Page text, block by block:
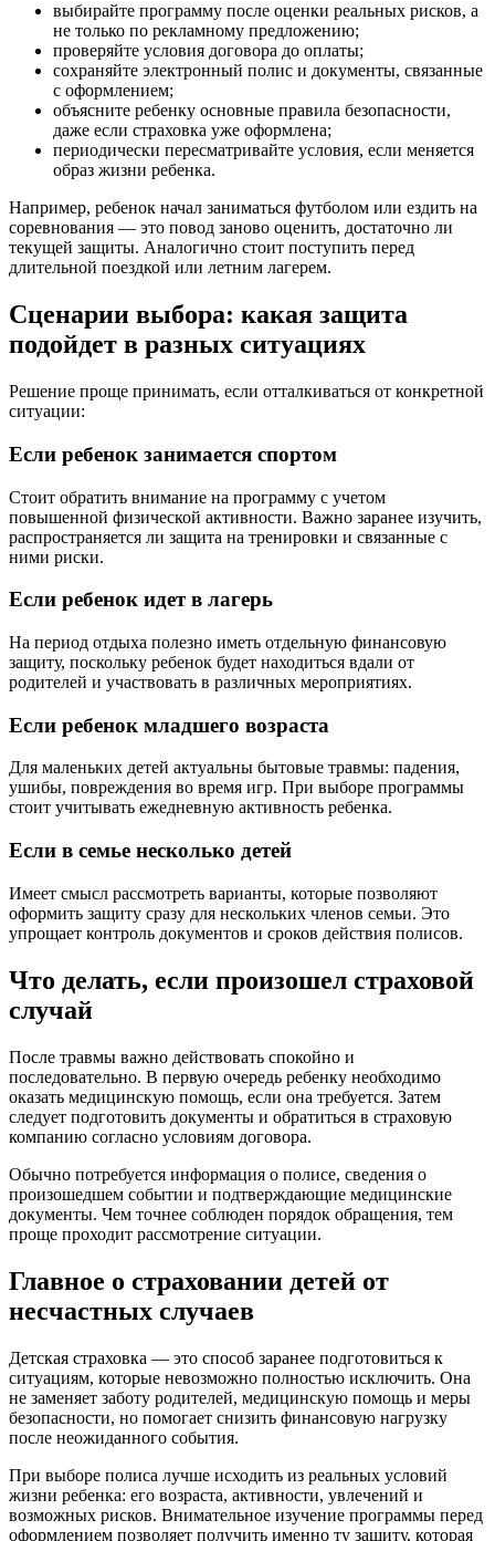
выбирайте программу после оценки реальных рисков, а
не только по рекламному предложению;
проверяйте условия договора до оплаты;
сохраняйте электронный полис и документы, связанные
с оформлением;
объясните ребенку основные правила безопасности,
даже если страховка уже оформлена;
периодически пересматривайте условия, если меняется
образ жизни ребенка.
Например, ребенок начал заниматься футболом или ездить на
соревнования — это повод заново оценить, достаточно ли
текущей защиты. Аналогично стоит поступить перед
длительной поездкой или летним лагерем.
Сценарии выбора: какая защита
подойдет в разных ситуациях
Решение проще принимать, если отталкиваться от конкретной
ситуации:
Если ребенок занимается спортом
Стоит обратить внимание на программу с учетом
повышенной физической активности. Важно заранее изучить,
распространяется ли защита на тренировки и связанные с
ними риски.
Если ребенок идет в лагерь
На период отдыха полезно иметь отдельную финансовую
защиту, поскольку ребенок будет находиться вдали от
родителей и участвовать в различных мероприятиях.
Если ребенок младшего возраста
Для маленьких детей актуальны бытовые травмы: падения,
ушибы, повреждения во время игр. При выборе программы
стоит учитывать ежедневную активность ребенка.
Если в семье несколько детей
Имеет смысл рассмотреть варианты, которые позволяют
оформить защиту сразу для нескольких членов семьи. Это
упрощает контроль документов и сроков действия полисов.
Что делать, если произошел страховой
случай
После травмы важно действовать спокойно и
последовательно. В первую очередь ребенку необходимо
оказать медицинскую помощь, если она требуется. Затем
следует подготовить документы и обратиться в страховую
компанию согласно условиям договора.
Обычно потребуется информация о полисе, сведения о
произошедшем событии и подтверждающие медицинские
документы. Чем точнее соблюден порядок обращения, тем
проще проходит рассмотрение ситуации.
Главное о страховании детей от
несчастных случаев
Детская страховка — это способ заранее подготовиться к
ситуациям, которые невозможно полностью исключить. Она
не заменяет заботу родителей, медицинскую помощь и меры
безопасности, но помогает снизить финансовую нагрузку
после неожиданного события.
При выборе полиса лучше исходить из реальных условий
жизни ребенка: его возраста, активности, увлечений и
возможных рисков. Внимательное изучение программы перед
оформлением позволяет получить именно ту защиту, которая